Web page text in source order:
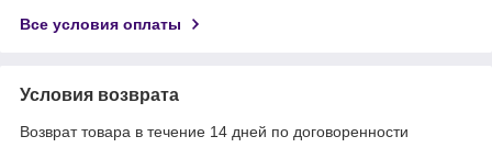
Все условия оплаты
Условия возврата
Возврат товара в течение 14 дней по договоренности